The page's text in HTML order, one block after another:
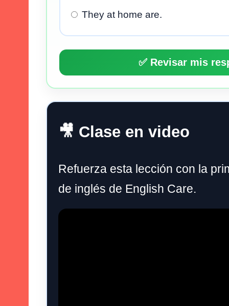
They at home are.
✅ Revisar mis
🎥 Clase en video
Refuerza esta lección con la
de inglés de English Care.